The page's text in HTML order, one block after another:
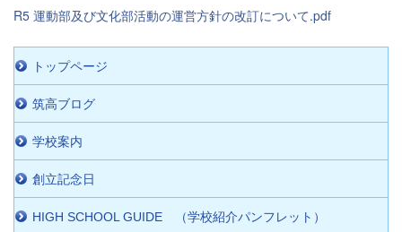
R5 運動部及び文化部活動の運営方針の改訂について.pdf
トップページ
筑高ブログ
学校案内
創立記念日
HIGH SCHOOL GUIDE （学校紹介パンフレット）